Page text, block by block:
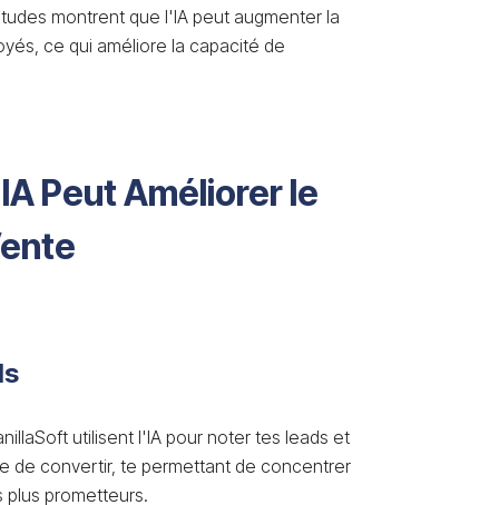
montrent que l'IA peut augmenter la
ce qui améliore la capacité de
Peut Améliorer le
utilisent l'IA pour noter tes leads et
de convertir, te permettant de concentrer
prometteurs.